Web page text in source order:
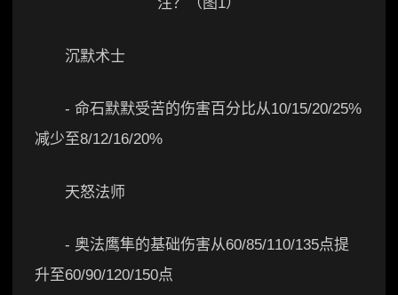
沉默术士
- 命石默默受苦的伤害百分比从10/15/20/25%
减少至8/12/16/20%
天怒法师
- 奥法鹰隼的基础伤害从60/85/110/135点提
升至60/90/120/150点